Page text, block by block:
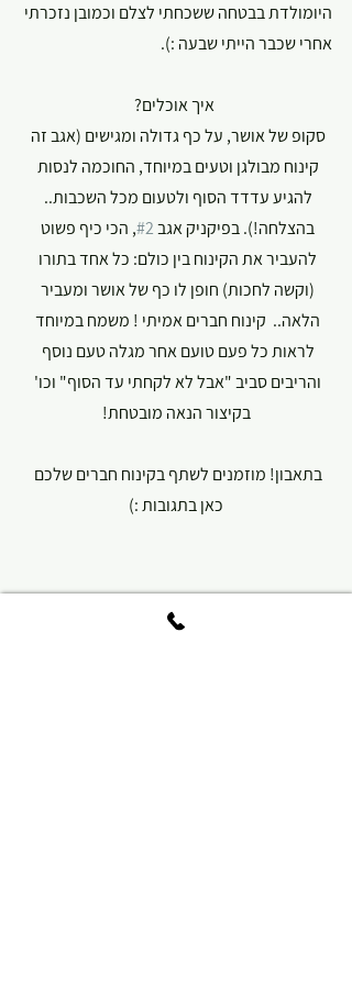
היומולדת בבטחה ששכחתי לצלם וכמובן נזכרתי
אחרי שכבר הייתי שבעה :).
סקופ של אושר, על כף גדולה ומגישים (אגב זה
קינוח מבולגן וטעים במיוחד, החוכמה לנסות
להגיע עדדד הסוף ולטעום מכל השכבות..
בהצלחה!). בפיקניק אגב #2, הכי כיף פשוט
להעביר את הקינוח בין כולם: כל אחד בתורו
(וקשה לחכות) חופן לו כף של אושר ומעביר
הלאה..  קינוח חברים אמיתי ! משמח במיוחד
לראות כל פעם טועם אחר מגלה טעם נוסף
והריבים סביב "אבל לא לקחתי עד הסוף" וכו'
בקיצור הנאה מובטחת!
בתאבון! מוזמנים לשתף בקינוח חברים שלכם
כאן בתגובות :)